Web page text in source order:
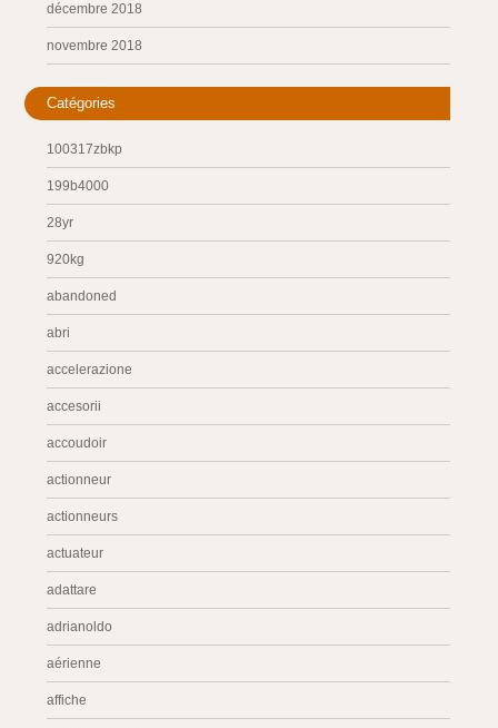
décembre 2018
novembre 2018
Catégories
100317zbkp
199b4000
28yr
920kg
abandoned
abri
accelerazione
accesorii
accoudoir
actionneur
actionneurs
actuateur
adattare
adrianoldo
aérienne
affiche